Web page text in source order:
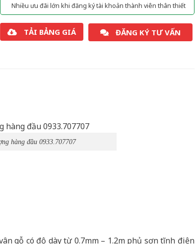
Nhiều ưu đãi lớn khi đăng ký tài khoản thành viên thân thiết
TẢI BẢNG GIÁ ĐĂNG KÝ TƯ VẤN
hàng đầu 0933.707707
gỗ có độ dày từ 0.7mm – 1.2m phủ sơn tĩnh điện